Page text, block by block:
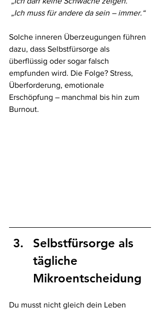
„Ich muss für andere da sein – immer.“
Solche inneren Überzeugungen führen
dazu, dass Selbstfürsorge als
überflüssig oder sogar falsch
empfunden wird. Die Folge? Stress,
Überforderung, emotionale
Erschöpfung – manchmal bis hin zum
Burnout.
Selbstfürsorge als
tägliche
Mikroentscheidung
Du musst nicht gleich dein Leben